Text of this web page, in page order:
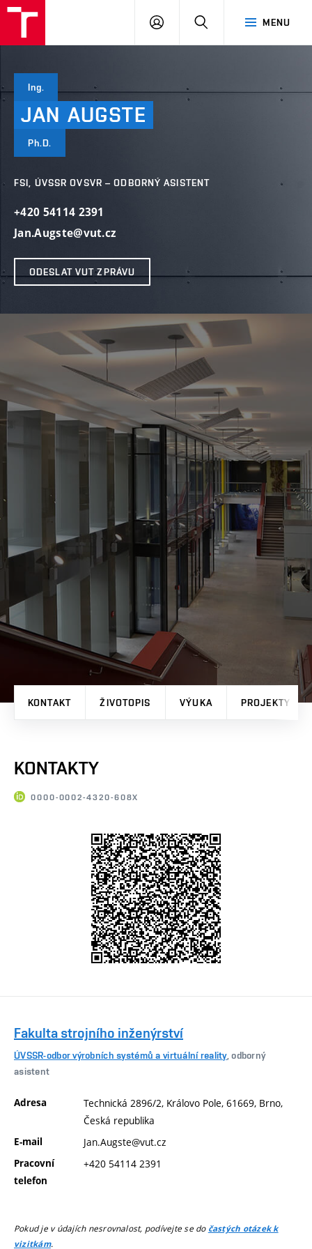
MENU
PŘIHLÁSIT
Ing.
JAN AUGSTE
Ph.D.
FSI, ÚVSSR OVSVR – ODBORNÝ ASISTENT
+420 54114 2391
Jan.Augste@vut.cz
ODESLAT VUT ZPRÁVU
KONTAKT ŽIVOTOPIS VÝUKA PROJEKTY
KONTAKTY
0000-0002-4320-608X
Fakulta strojního inženýrství
ÚVSSR-odbor výrobních systémů a virtuální reality, odborný
asistent
Adresa
Technická 2896/2, Královo Pole, 61669, Brno,
Česká republika
E-mail Jan.Augste@vut.cz
Pracovní
telefon
+420 54114 2391
Pokud je v údajích nesrovnalost, podívejte se do častých otázek k
vizitkám.